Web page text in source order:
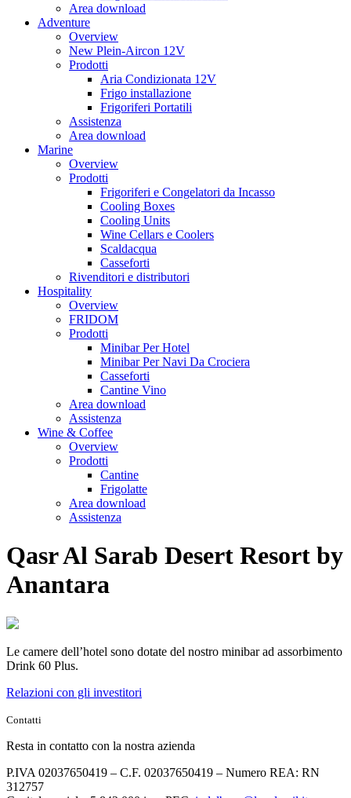
Area download
Adventure
Overview
New Plein-Aircon 12V
Prodotti
Aria Condizionata 12V
Frigo installazione
Frigoriferi Portatili
Assistenza
Area download
Marine
Overview
Prodotti
Frigoriferi e Congelatori da Incasso
Cooling Boxes
Cooling Units
Wine Cellars e Coolers
Scaldacqua
Casseforti
Rivenditori e distributori
Hospitality
Overview
FRIDOM
Prodotti
Minibar Per Hotel
Minibar Per Navi Da Crociera
Casseforti
Cantine Vino
Area download
Assistenza
Wine & Coffee
Overview
Prodotti
Cantine
Frigolatte
Area download
Assistenza
Qasr Al Sarab Desert Resort by
Anantara
Le camere dell’hotel sono dotate del nostro minibar ad assorbimento
Drink 60 Plus.
Relazioni con gli investitori
Contatti
Resta in contatto con la nostra azienda
P.IVA 02037650419 – C.F. 02037650419 – Numero REA: RN
312757